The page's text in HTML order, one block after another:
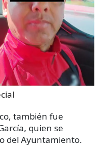
también fue
quien se
del Ayuntamiento.